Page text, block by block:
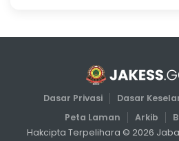
Dasar Privasi Dasar
Peta Laman
Arkib
Hakcipta Terpelihara © 2026